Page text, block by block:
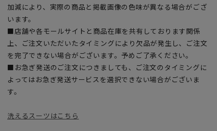
加減により、実際の商品と掲載画像の色味が異なる場合がござ
います。
■店舗や各モールサイトと商品在庫を共有しております関係
上、ご注文いただいたタイミングにより欠品が発生し、ご注文
を完了できない場合がございます。予めご了承ください。
■お急ぎ発送のご注文につきましても、ご注文のタイミングに
よってはお急ぎ発送サービスを選択できない場合がございま
す。
洗えるスーツはこちら